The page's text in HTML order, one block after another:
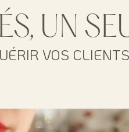
UN
VOS CLIENTS